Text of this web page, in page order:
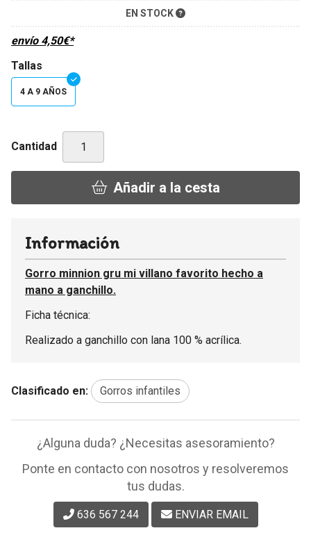
EN STOCK
envío 4,50€*
Tallas
4 A 9 AÑOS
Cantidad
Añadir a la cesta
Información
Gorro minnion gru mi villano favorito hecho a
mano a ganchillo.
Ficha técnica:
Realizado a ganchillo con lana 100 % acrílica.
Clasificado en: Gorros infantiles
¿Alguna duda? ¿Necesitas asesoramiento?
Ponte en contacto con nosotros y resolveremos
tus dudas.
636 567 244 ENVIAR EMAIL